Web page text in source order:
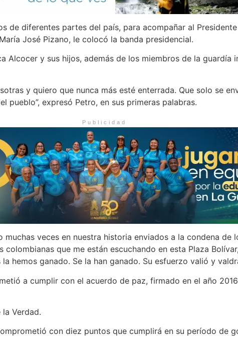
de diferentes partes del país, para acompañar al
José Pizano, le colocó la banda presidencial.
Alcocer y sus hijos, además de los miembros de la
y quiero que nunca más esté enterrada. Que solo se
pueblo”, expresó Petro, en sus primeras palabras.
Publicidad
veces en nuestra historia enviados a la condena
que me están escuchando en esta Plaza
hemos ganado. Se la han ganado. Su esfuerzo valió y
a cumplir con el acuerdo de paz, firmado en el año
Verdad.
con diez puntos que cumplirá en su período de